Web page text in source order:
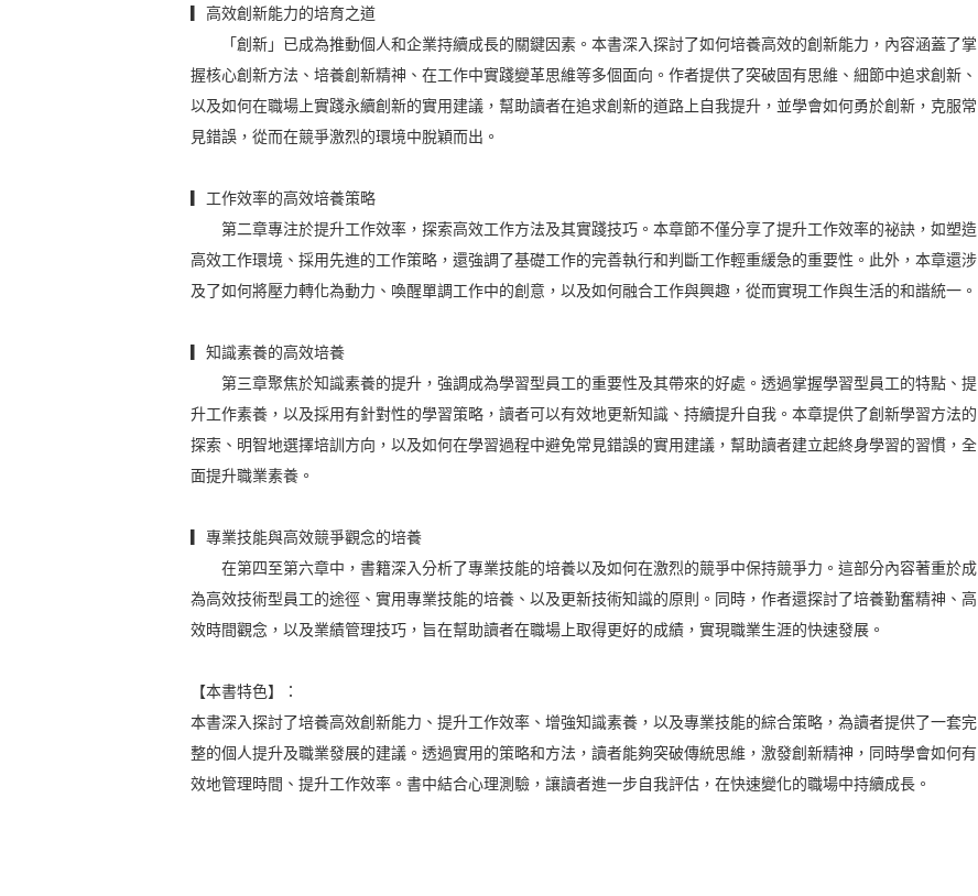
▎高效創新能力的培育之道
「創新」已成為推動個人和企業持續成長的關鍵因素。本書深入探討了如何培養高效的創新能力，內容涵蓋了掌
握核心創新方法、培養創新精神、在工作中實踐變革思維等多個面向。作者提供了突破固有思維、細節中追求創新、
以及如何在職場上實踐永續創新的實用建議，幫助讀者在追求創新的道路上自我提升，並學會如何勇於創新，克服常
見錯誤，從而在競爭激烈的環境中脫穎而出。
▎工作效率的高效培養策略
第二章專注於提升工作效率，探索高效工作方法及其實踐技巧。本章節不僅分享了提升工作效率的祕訣，如塑造
高效工作環境、採用先進的工作策略，還強調了基礎工作的完善執行和判斷工作輕重緩急的重要性。此外，本章還涉
及了如何將壓力轉化為動力、喚醒單調工作中的創意，以及如何融合工作與興趣，從而實現工作與生活的和諧統一。
▎知識素養的高效培養
第三章聚焦於知識素養的提升，強調成為學習型員工的重要性及其帶來的好處。透過掌握學習型員工的特點、提
升工作素養，以及採用有針對性的學習策略，讀者可以有效地更新知識、持續提升自我。本章提供了創新學習方法的
探索、明智地選擇培訓方向，以及如何在學習過程中避免常見錯誤的實用建議，幫助讀者建立起終身學習的習慣，全
面提升職業素養。
▎專業技能與高效競爭觀念的培養
在第四至第六章中，書籍深入分析了專業技能的培養以及如何在激烈的競爭中保持競爭力。這部分內容著重於成
為高效技術型員工的途徑、實用專業技能的培養、以及更新技術知識的原則。同時，作者還探討了培養勤奮精神、高
效時間觀念，以及業績管理技巧，旨在幫助讀者在職場上取得更好的成績，實現職業生涯的快速發展。
【本書特色】：
本書深入探討了培養高效創新能力、提升工作效率、增強知識素養，以及專業技能的綜合策略，為讀者提供了一套完
整的個人提升及職業發展的建議。透過實用的策略和方法，讀者能夠突破傳統思維，激發創新精神，同時學會如何有
效地管理時間、提升工作效率。書中結合心理測驗，讓讀者進一步自我評估，在快速變化的職場中持續成長。